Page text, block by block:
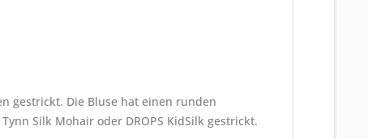
gestrickt. Die Bluse hat einen runden
Silk Mohair oder DROPS KidSilk gestrickt.